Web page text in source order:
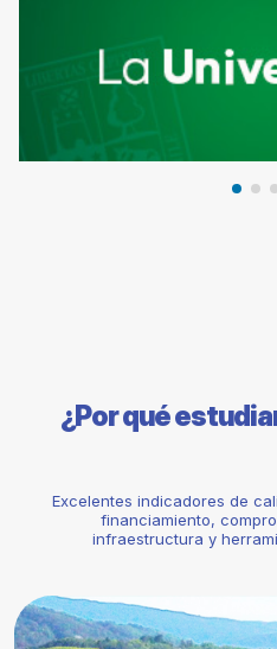
¿Por qué
Excelentes indicadores de
financiamiento,
infraestructura y